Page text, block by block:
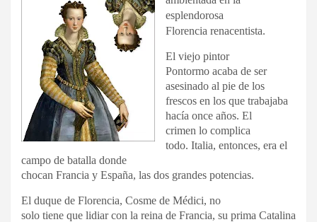
esplendorosa
Florencia renacentista.
El viejo pintor
Pontormo acaba de ser
asesinado al pie de los
frescos en los que trabajaba
hacía once años. El
crimen lo complica
todo. Italia, entonces, era el
campo de batalla donde
chocan Francia y España, las dos grandes potencias.
El duque de Florencia, Cosme de Médici, no
solo tiene que lidiar con la reina de Francia, su prima Catalina